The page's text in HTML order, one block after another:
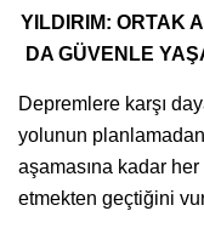
YILDIRIM: ORTAK
DA GÜVENLE
Depremlere karşı
yolunun
aşamasına kadar
etmekten geçtiğini